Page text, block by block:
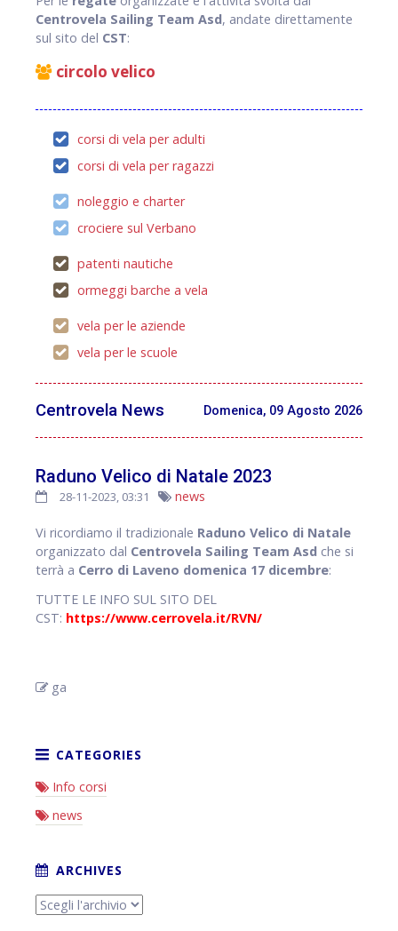
Centrovela Sailing Team Asd, andate direttamente
sul sito del CST:
circolo velico
corsi di vela per adulti
corsi di vela per ragazzi
noleggio e charter
crociere sul Verbano
patenti nautiche
ormeggi barche a vela
vela per le aziende
vela per le scuole
Centrovela News Domenica, 09 Agosto 2026
Raduno Velico di Natale 2023
28-11-2023, 03:31 news
Vi ricordiamo il tradizionale Raduno Velico di Natale
organizzato dal Centrovela Sailing Team Asd che si
terrà a Cerro di Laveno domenica 17 dicembre:
TUTTE LE INFO SUL SITO DEL
CST: https://www.cerrovela.it/RVN/
ga
Info corsi
news